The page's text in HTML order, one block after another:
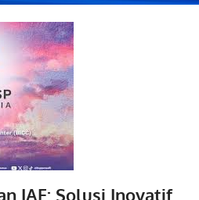
IAF: Solusi Inovatif